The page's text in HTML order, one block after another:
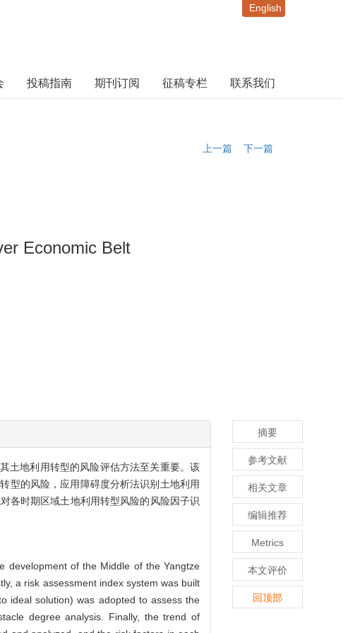
投稿指南 期刊订阅 征稿专栏 联系我们
English
上一篇 下一篇
Economic Belt
土地利用转型的风险评估方法至关重要。该
型的风险，应用障碍度分析法识别土地利用
时期区域土地利用转型风险的风险因子识
development of the Middle of the Yangtze
a risk assessment index system was built
摘要
参考文献
相关文章
编辑推荐
Metrics
本文评价